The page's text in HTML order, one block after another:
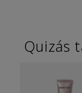
Quizás